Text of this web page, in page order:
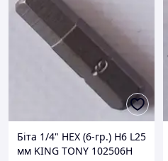
Біта 1/4" HEX (6-гр.) H6 L25
мм KING TONY 102506H